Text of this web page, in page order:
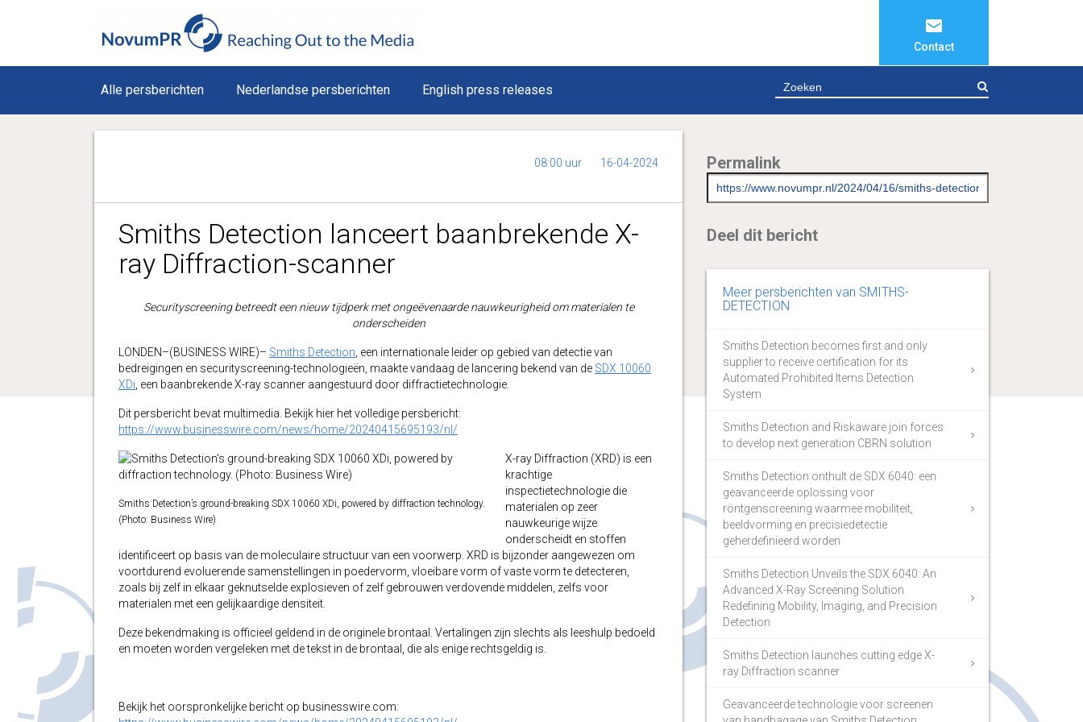
Contact
Alle persberichten Nederlandse persberichten English press releases
08:00 uur 16-04-2024
Smiths Detection lanceert baanbrekende X-
ray Diffraction-scanner
Securityscreening betreedt een nieuw tijdperk met ongeëvenaarde nauwkeurigheid om materialen te
onderscheiden
LONDEN–(BUSINESS WIRE)– Smiths Detection , een internationale leider op gebied van detectie van
bedreigingen en securityscreening-technologieën, maakte vandaag de lancering bekend van de SDX 10060
XDi , een baanbrekende X-ray scanner aangestuurd door diffractietechnologie.
Dit persbericht bevat multimedia. Bekijk hier het volledige persbericht:
https://www.businesswire.com/news/home/20240415695193/nl/
Smiths Detection’s ground-breaking SDX 10060 XDi, powered by diffraction technology.
(Photo: Business Wire)
X-ray Diffraction (XRD) is een
krachtige
inspectietechnologie die
materialen op zeer
nauwkeurige wijze
onderscheidt en stoffen
identificeert op basis van de moleculaire structuur van een voorwerp. XRD is bijzonder aangewezen om
voortdurend evoluerende samenstellingen in poedervorm, vloeibare vorm of vaste vorm te detecteren,
zoals bij zelf in elkaar geknutselde explosieven of zelf gebrouwen verdovende middelen, zelfs voor
materialen met een gelijkaardige densiteit.
Deze bekendmaking is officieel geldend in de originele brontaal. Vertalingen zijn slechts als leeshulp bedoeld
en moeten worden vergeleken met de tekst in de brontaal, die als enige rechtsgeldig is.
Bekijk het oorspronkelijke bericht op businesswire.com:
Permalink
Deel dit bericht
Meer persberichten van SMITHS-
DETECTION
Smiths Detection becomes first and only
supplier to receive certification for its
Automated Prohibited Items Detection
System
Smiths Detection and Riskaware join forces
to develop next generation CBRN solution
Smiths Detection onthult de SDX 6040: een
geavanceerde oplossing voor
röntgenscreening waarmee mobiliteit,
beeldvorming en precisiedetectie
geherdefinieerd worden
Smiths Detection Unveils the SDX 6040: An
Advanced X-Ray Screening Solution
Redefining Mobility, Imaging, and Precision
Detection
Smiths Detection launches cutting edge X-
ray Diffraction scanner
Geavanceerde technologie voor screenen